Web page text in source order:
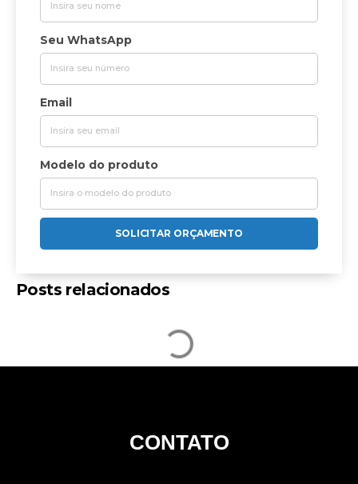
Seu WhatsApp
Email
Modelo do produto
SOLICITAR ORÇAMENTO
Posts relacionados
CONTATO